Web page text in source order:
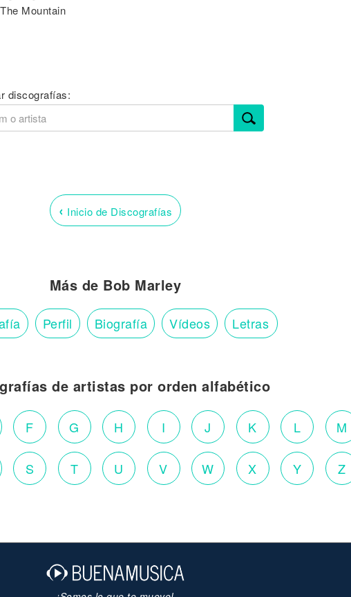
Mountain
discografías:
‹ Inicio de Discografías
Más de Bob Marley
Perfil Biografía Vídeos Letras
de artistas por orden alfabético
F G H I J K L M
S T U V W X Y Z